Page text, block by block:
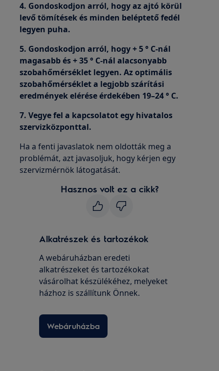
4. Gondoskodjon arról, hogy az ajtó körül
levő tömítések és minden beléptető fedél
legyen puha.
5. Gondoskodjon arról, hogy + 5 ° C-nál
magasabb és + 35 ° C-nál alacsonyabb
szobahőmérséklet legyen. Az optimális
szobahőmérséklet a legjobb szárítási
eredmények elérése érdekében 19–24 ° C.
7. Vegye fel a kapcsolatot egy hivatalos
szervizközponttal.
Ha a fenti javaslatok nem oldották meg a
problémát, azt javasoljuk, hogy kérjen egy
szervizmérnök látogatását.
Hasznos volt ez a cikk?
Alkatrészek és tartozékok
A webáruházban eredeti
alkatrészeket és tartozékokat
vásárolhat készülékéhez, melyeket
házhoz is szállítunk Önnek.
Webáruházba